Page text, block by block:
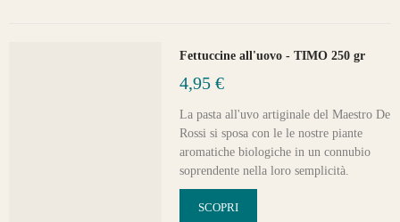
Fettuccine all'uovo - TIMO 250 gr
4,95 €
La pasta all'uvo artiginale del Maestro De
Rossi si sposa con le le nostre piante
aromatiche biologiche in un connubio
soprendente nella loro semplicità.
SCOPRI